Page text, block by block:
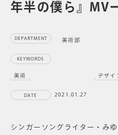
年半の僕ら』MV
DEPARTMENT 美術部
KEYWORDS
美術 デザイ
DATE 2021.01.27
シンガーソングライター・み